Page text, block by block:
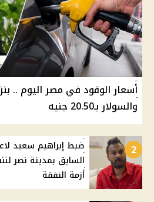
والسولار بـ20.50 جنيه
2
ضبط إبراهيم سعيد
السابق بمدينة نصر
أزمة النفقة